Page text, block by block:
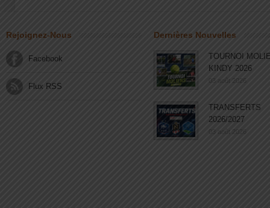
Rejoignez-Nous
Facebook
Flux RSS
Dernières Nouvelles
TOURNOI
KINDY 2026
03 août 2026
TRANSFERTS
2026/2027
03 août 2026